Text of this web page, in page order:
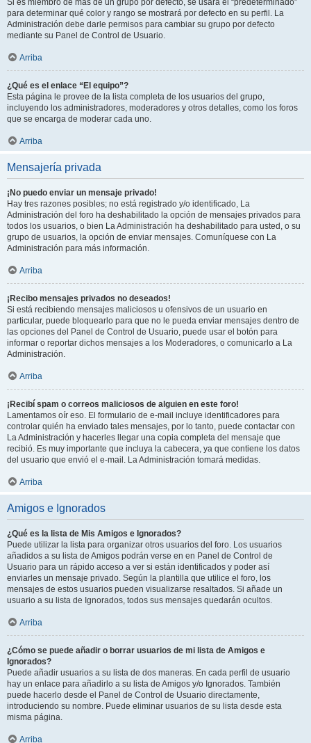
Si es miembro de más de un grupo por defecto, se usará el “predeterminado”
para determinar qué color y rango se mostrará por defecto en su perfil. La
Administración debe darle permisos para cambiar su grupo por defecto
mediante su Panel de Control de Usuario.
Arriba
¿Qué es el enlace “El equipo”?
Esta página le provee de la lista completa de los usuarios del grupo,
incluyendo los administradores, moderadores y otros detalles, como los foros
que se encarga de moderar cada uno.
Arriba
Mensajería privada
¡No puedo enviar un mensaje privado!
Hay tres razones posibles; no está registrado y/o identificado, La
Administración del foro ha deshabilitado la opción de mensajes privados para
todos los usuarios, o bien La Administración ha deshabilitado para usted, o su
grupo de usuarios, la opción de enviar mensajes. Comuníquese con La
Administración para más información.
Arriba
¡Recibo mensajes privados no deseados!
Si está recibiendo mensajes maliciosos u ofensivos de un usuario en
particular, puede bloquearlo para que no le pueda enviar mensajes dentro de
las opciones del Panel de Control de Usuario, puede usar el botón para
informar o reportar dichos mensajes a los Moderadores, o comunicarlo a La
Administración.
Arriba
¡Recibí spam o correos maliciosos de alguien en este foro!
Lamentamos oír eso. El formulario de e-mail incluye identificadores para
controlar quién ha enviado tales mensajes, por lo tanto, puede contactar con
La Administración y hacerles llegar una copia completa del mensaje que
recibió. Es muy importante que incluya la cabecera, ya que contiene los datos
del usuario que envió el e-mail. La Administración tomará medidas.
Arriba
Amigos e Ignorados
¿Qué es la lista de Mis Amigos e Ignorados?
Puede utilizar la lista para organizar otros usuarios del foro. Los usuarios
añadidos a su lista de Amigos podrán verse en en Panel de Control de
Usuario para un rápido acceso a ver si están identificados y poder así
enviarles un mensaje privado. Según la plantilla que utilice el foro, los
mensajes de estos usuarios pueden visualizarse resaltados. Si añade un
usuario a su lista de Ignorados, todos sus mensajes quedarán ocultos.
Arriba
¿Cómo se puede añadir o borrar usuarios de mi lista de Amigos e
Ignorados?
Puede añadir usuarios a su lista de dos maneras. En cada perfil de usuario
hay un enlace para añadirlo a su lista de Amigos y/o Ignorados. También
puede hacerlo desde el Panel de Control de Usuario directamente,
introduciendo su nombre. Puede eliminar usuarios de su lista desde esta
misma página.
Arriba